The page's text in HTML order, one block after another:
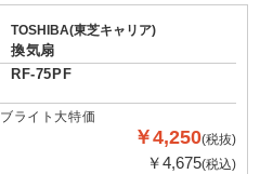
TOSHIBA(東芝キャリア)
換気扇
RF-75PF
ブライト大特価
￥4,250(税抜)
￥4,675(税込)